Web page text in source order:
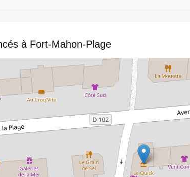
à Fort-Mahon-Plage